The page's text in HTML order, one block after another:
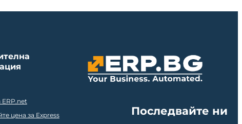
цена за Express
Последвайте ни